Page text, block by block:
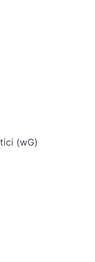
(wG)